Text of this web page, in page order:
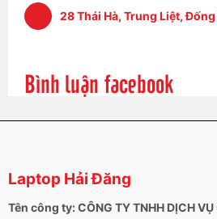
28 Thái Hà, Trung Liệt, Đống
Bình luận facebook
Laptop Hải Đăng
Tên công ty: CÔNG TY TNHH DỊCH VỤ